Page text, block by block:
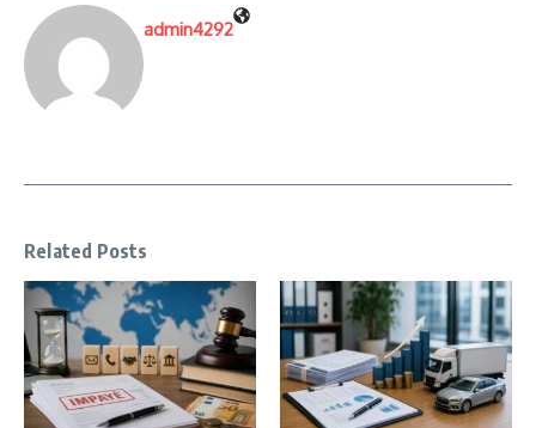
admin4292
Related Posts